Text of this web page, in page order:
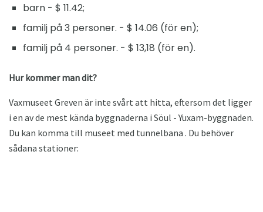
barn - $ 11.42;
familj på 3 personer. - $ 14.06 (för en);
familj på 4 personer. - $ 13,18 (för en).
Hur kommer man dit?
Vaxmuseet Greven är inte svårt att hitta, eftersom det ligger
i en av de mest kända byggnaderna i Söul - Yuxam-byggnaden.
Du kan komma till museet med tunnelbana . Du behöver
sådana stationer: